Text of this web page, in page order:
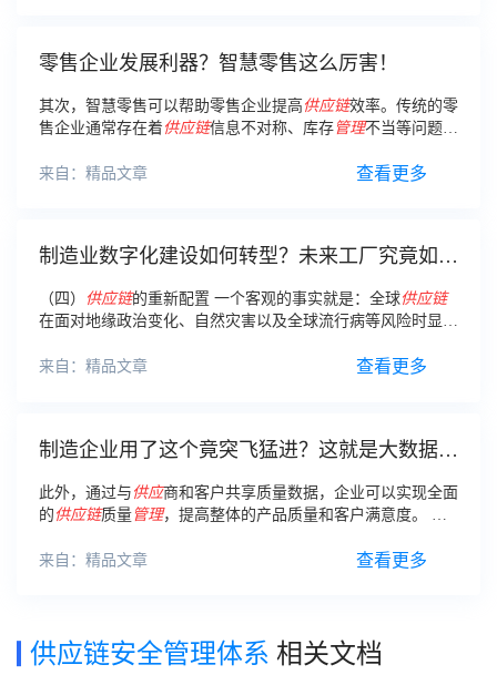
零售企业发展利器？智慧零售这么厉害！
其次，智慧零售可以帮助零售企业提高 供应链效率。传统的零
售企业通常存在着 供应链信息不对称、库存 管理不当等问题，
来自：精品文章
查看更多
制造业数字化建设如何转型？未来工厂究竟如何
破局？
（四） 供应链 的重新配置 一个客观的事实就是：全球供应链
在面对地缘政治变化、自然灾害以及全球流行病等风险时显得
更加分散和弹性的
来自：精品文章 查看更多
制造企业用了这个竟突飞猛进？这就是大数据的
此外，通过与 供应商和客户共享质量数据，企业可以实现全面
的 供应链质量 管理，提高整体的产品质量和客户满意度。 智
析。
来自：精品文章 查看更多
供应链安全管理体系 相关文档